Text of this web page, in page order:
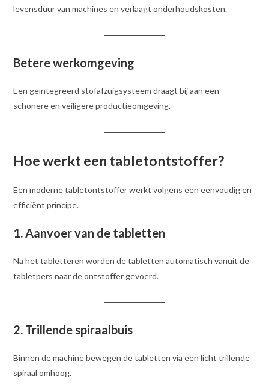
levensduur van machines en verlaagt onderhoudskosten.
Betere werkomgeving
Een geïntegreerd stofafzuigsysteem draagt bij aan een
schonere en veiligere productieomgeving.
Hoe werkt een tabletontstoffer?
Een moderne tabletontstoffer werkt volgens een eenvoudig en
efficiënt principe.
1. Aanvoer van de tabletten
Na het tabletteren worden de tabletten automatisch vanuit de
tabletpers naar de ontstoffer gevoerd.
2. Trillende spiraalbuis
Binnen de machine bewegen de tabletten via een licht trillende
spiraal omhoog.